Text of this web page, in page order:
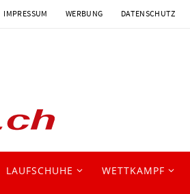
IMPRESSUM WERBUNG DATENSCHUTZ
LAUFSCHUHE WETTKAMPF